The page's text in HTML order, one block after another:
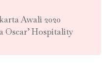
Awali 2020
Oscar’ Hospitality